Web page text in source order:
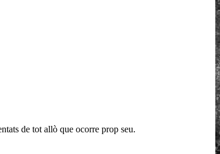
de tot allò que ocorre prop seu.